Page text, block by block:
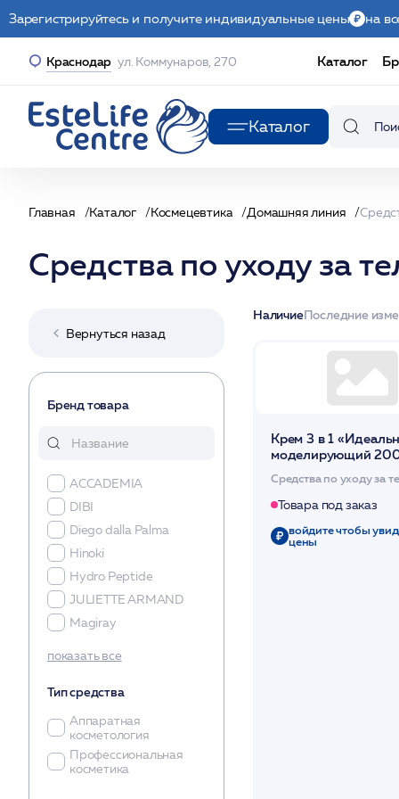
Зарегистрируйтесь и получите индивидуальные цены на
Краснодар ул. Коммунаров, 270 Каталог
Каталог
Главная Каталог Космецевтика Домашняя линия
Средства по уходу за
Вернуться назад
Бренд товара
ACCADEMIA
DIBI
Diego dalla Palma
Hinoki
Hydro Peptide
JULIETTE ARMAND
Magiray
PHYTOCEAN
PHYTOMER
SetCabinet
Stella Marina
показать все
Тип средства
Аппаратная
косметология
Профессиональная
косметика
НаличиеПоследние
Крем 3 в 1
моделирующий
Средства по уходу за
Товара под заказ
войдите чтобы
цены